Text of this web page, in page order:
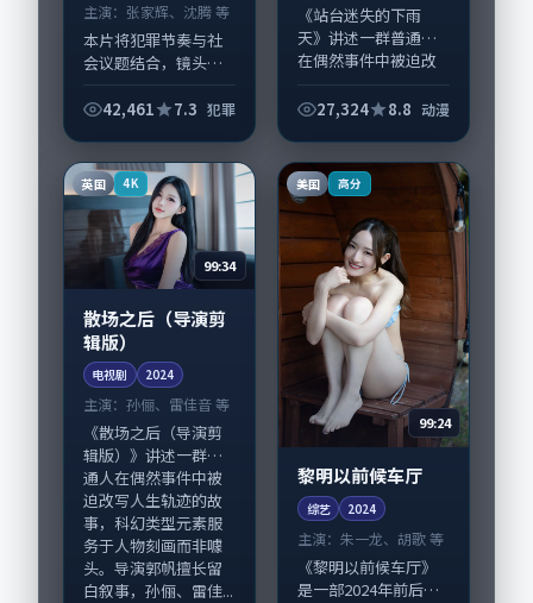
主演： 张家辉、沈腾 等
本片将犯罪节奏与社
会议题结合，镜头语
《散场之后（影院
纲主线；取景与声音
设计凸显英国城市质
感，适...
42,461 7.3 犯罪
《站台迷失的下雨
天》讲述一群普通人
在偶然事件中被迫改
动漫类型元素服务于
白叙事，宋康昊、孙
俪...
27,324 8.8 动漫
英国 4K
99:34
散场之后（导演剪
辑版）
电视剧 2024
主演： 孙俪、雷佳音 等
《散场之后（导演剪
辑版）》讲述一群普
通人在偶然事件中被
迫改写人生轨迹的故
事，科幻类型元素服
务于人物刻画而非噱
头。导演郭帆擅长留
白叙事，孙俪、雷佳...
美国 高分
99:24
黎明以前候车厅
综艺 2024
主演：朱一龙、胡歌 等
《黎明以前候车厅》
是一部2024年前后推